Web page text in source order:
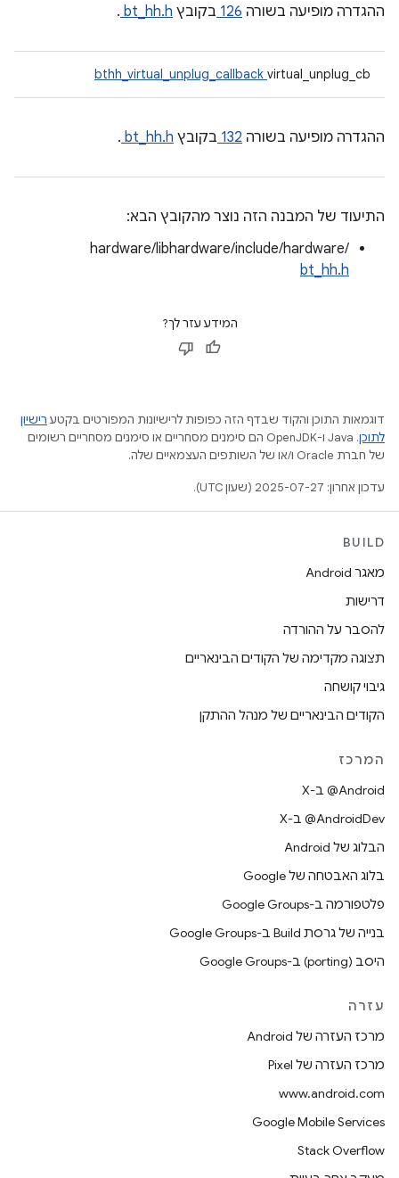
ההגדרה מופיעה בשורה 126 בקובץ bt_hh.h
.
bthh_virtual_unplug_callback virtual_unplug_cb
ההגדרה מופיעה בשורה 132 בקובץ bt_hh.h
.
התיעוד של המבנה הזה נוצר מהקובץ הבא:
hardware/libhardware/include/hardware/
bt_hh.h
המידע עזר לך?
דוגמאות התוכן והקוד שבדף הזה כפופות לרישיונות המפורטים בקטע רישיון
לתוכן
.‏ Java ו-OpenJDK הם סימנים מסחריים או סימנים מסחריים רשומים
של חברת Oracle ו/או של השותפים העצמאיים שלה.
עדכון אחרון: 2025-07-27 (שעון UTC).
BUILD
מאגר Android
דרישות
להסבר על ההורדה
תצוגה מקדימה של הקודים הבינאריים
גיבוי קושחה
הקודים הבינאריים של מנהל ההתקן
המרכז
‫‎@Android ב-X
‫‎@AndroidDev ב-X
הבלוג של Android
בלוג האבטחה של Google
פלטפורמה ב-Google Groups
בנייה של גרסת Build ב-Google Groups
היסב (porting) ב-Google Groups
עזרה
מרכז העזרה של Android
מרכז העזרה של Pixel
www.android.com
Google Mobile Services
Stack Overflow